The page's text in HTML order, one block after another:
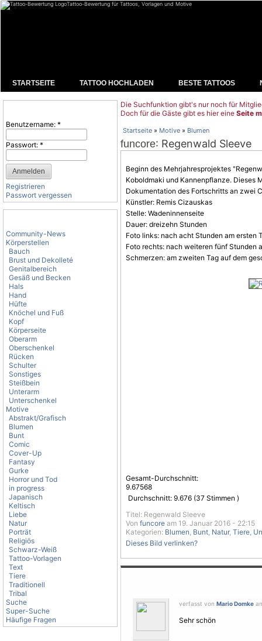
Tattoo-Bewertung für Tattoos, Vorlagen und Motive
STARTSEITE TATTOO HOCHLADEN BESTE TATTOOS
Benutzername: *
Passwort: *
Registrieren
Passwort vergessen
Community-News
Körperstellen
Bauch
Brust und Dekolleté
Genitalbereich
Gesäß und Becken
Hals
Hand
Hüfte
Knöchel und Fuß
Kopf
Körperseite
Oberarm
Oberschenkel
Rücken
Schulter
Sonstiges
Steißbein
Unterarm
Unterschenkel
Motive
Abstrakt/Grafisch
Blumen
Bunt
Comic
Cover-Up
Fantasy
Gurke
Horror und Tod
in progress
Japanisch
Keltisch
Liebe
Natur
Porträt
Religiös
Schwarz-Weiß
Tattoo-Vorlagen
Text
Tiere
Traditionell
Tribal
Suche
Super-Suche
Häufige Fragen
Die Suchfunktion gibt's nur noch für
Doch für die Gäste gibt es hier eine Seite
Startseite » Motive » Blumen
funcore: Regenwald Sleeve
Beginn des Mehrjahresprojektes
Koboldmaki und Kannenpflanze. Dieses
Dokumentation des Fortschritts an zwei
Künstler: Remis Cizauskas
Stelle: Wadeninnenseite
Dauer: dreizehn Stunden
Foto links: nach acht Stunden am ersten
Foto rechts: nach weiteren fünf Stunden
Schmerzen: am zweiten Tag auf dem
Gesamt-Durchschnitt:
9.67568
Durchschnitt: 9.676 (37 Stimmen )
Titel: Regenwald Sleeve
Von funcore am 19. Januar 2016 - 22:15
Kategorien: Blumen, Bunt, Natur, Tiere,
Dieses Bild verlinken?
verfasst von Mario Domke
Sehr schön